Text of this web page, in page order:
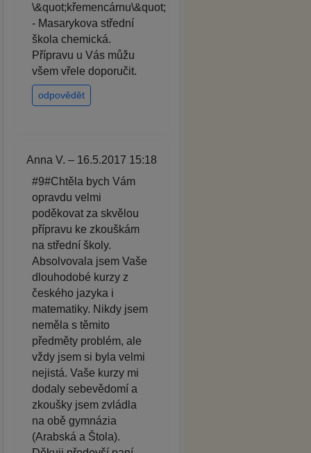
\&quot;křemencárnu\&quot;
- Masarykova střední
škola chemická.
Přípravu u Vás můžu
všem vřele doporučit.
odpovědět
Anna V. – 16.5.2017 15:18
#9#Chtěla bych Vám
opravdu velmi
poděkovat za skvělou
přípravu ke zkouškám
na střední školy.
Absolvovala jsem Vaše
dlouhodobé kurzy z
českého jazyka i
matematiky. Nikdy jsem
neměla s těmito
předměty problém, ale
vždy jsem si byla velmi
nejistá. Vaše kurzy mi
dodaly sebevědomí a
zkoušky jsem zvládla
na obě gymnázia
(Arabská a Štola).